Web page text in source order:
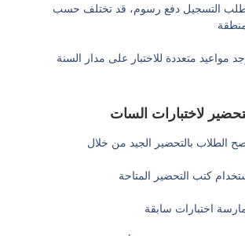
التسجيل دفع رسوم، قد تختلف حسب
مواعيد متعددة للاختبار على مدار السنة
لاختبارات السات
الطلاب بالتحضير الجيد من خلال
كتب التحضير المتاحة
اختبارات سابقة